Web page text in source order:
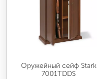
Оружейный сейф Stark
7001TDDS